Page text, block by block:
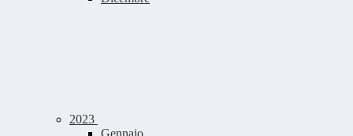
2023